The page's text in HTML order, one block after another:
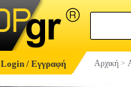
Login / Εγγραφή Αρχική >